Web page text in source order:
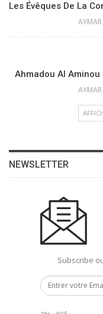
Les Évêques De La
AYMAR
Ahmadou Al
AYMAR
NEWSLETTER
Subscribe